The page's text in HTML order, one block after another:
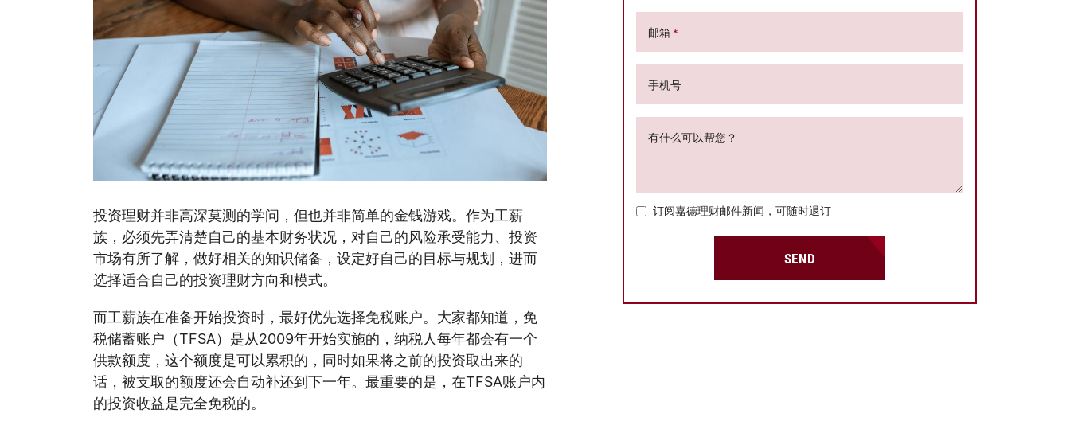
投资理财并非高深莫测的学问，但也并非简单的金钱游戏。作为工薪
族，必须先弄清楚自己的基本财务状况，对自己的风险承受能力、投资
市场有所了解，做好相关的知识储备，设定好自己的目标与规划，进而
选择适合自己的投资理财方向和模式。
而工薪族在准备开始投资时，最好优先选择免税账户。大家都知道，免
税储蓄账户（TFSA）是从2009年开始实施的，纳税人每年都会有一个
供款额度，这个额度是可以累积的，同时如果将之前的投资取出来的
话，被支取的额度还会自动补还到下一年。最重要的是，在TFSA账户内
的投资收益是完全免税的。
邮箱 *
手机号
有什么可以帮您？
订阅嘉德理财邮件新闻，可随时退订
SEND